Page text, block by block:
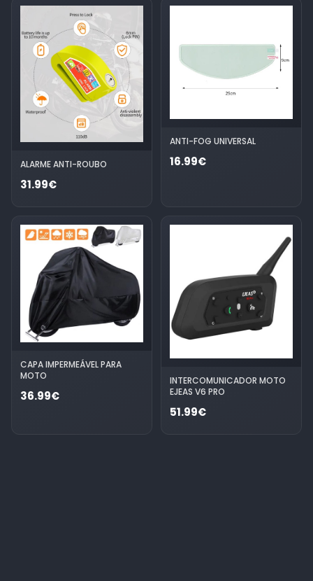
ALARME ANTI-ROUBO
31.99€
ANTI-FOG UNIVERSAL
16.99€
CAPA IMPERMEÁVEL PARA
MOTO
36.99€
INTERCOMUNICADOR MOTO
EJEAS V6 PRO
51.99€